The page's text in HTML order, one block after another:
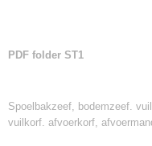
PDF folder ST1
Spoelbakzeef, bodemzeef.
vuilkorf. afvoerkorf,